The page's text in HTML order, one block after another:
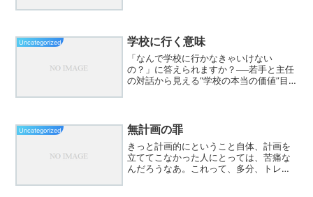
の観点・方法...
Uncategorized 学校に行く意味
「なんで学校に行かなきゃいけない
の？」に答えられますか？──若手と主任
の対話から見える“学校の本当の価値”目
そ、学び続け...
Uncategorized 無計画の罪
きっと計画的にということ自体、計画を
立ててこなかった人にとっては、苦痛な
んだろうなあ。これって、多分、トレー